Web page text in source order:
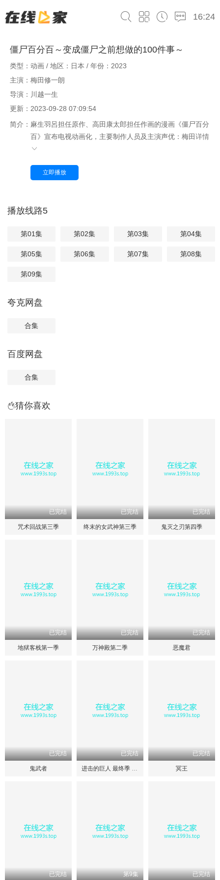
16:24
僵尸百分百～变成僵尸之前想做的100件事～
类型：动画 / 地区：日本 / 年份：2023
主演：梅田修一朗
导演：川越一生
更新：2023-09-28 07:09:54
简介： 麻生羽呂担任原作、高田康太郎担任作画的漫画《僵尸百分
百》宣布电视动画化，主要制作人员及主演声优：梅田详情
立即播放
播放线路5
第01集 第02集 第03集 第04集
第05集 第06集 第07集 第08集
第09集
夸克网盘
合集
百度网盘
合集
猜你喜欢
已完结
咒术回战第三季
已完结
终末的女武神第三季
已完结
鬼灭之刃第四季
已完结
地狱客栈第一季
已完结
万神殿第二季
已完结
恶魔君
已完结
鬼武者
已完结
进击的巨人 最终季 完结篇
已完结
冥王
已完结 第9集 已完结